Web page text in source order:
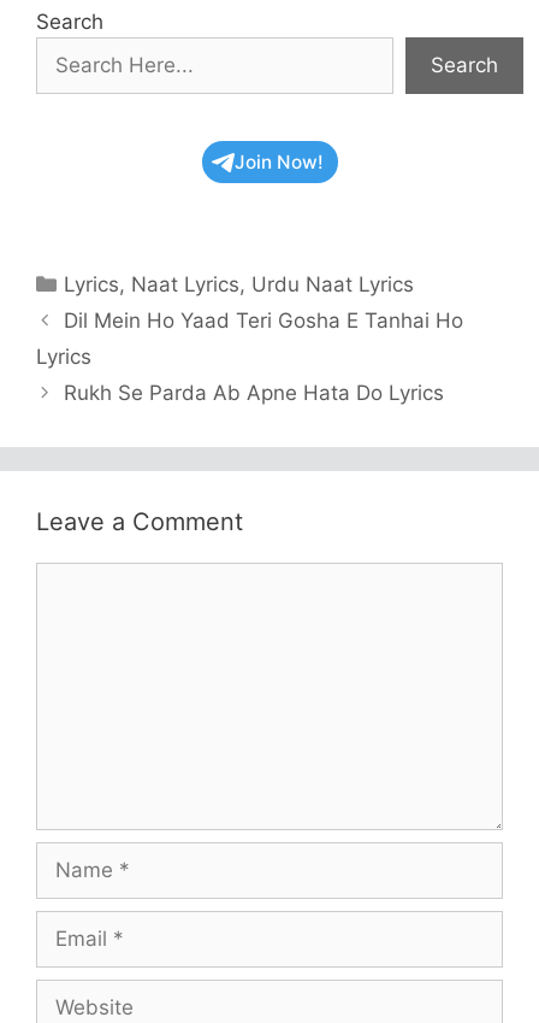
Search
Search
Join Now!
Categories
Lyrics, Naat Lyrics, Urdu Naat Lyrics
Dil Mein Ho Yaad Teri Gosha E Tanhai Ho
Lyrics
Rukh Se Parda Ab Apne Hata Do Lyrics
Leave a Comment
Name
Email
Website